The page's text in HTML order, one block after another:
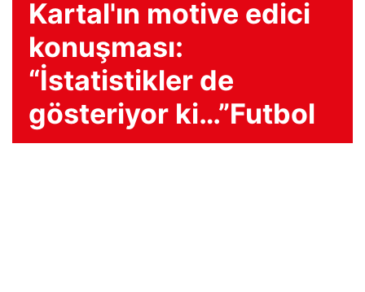
Kartal'ın motive edici
konuşması:
“İstatistikler de
gösteriyor ki…”Futbol